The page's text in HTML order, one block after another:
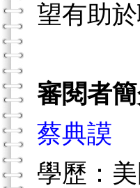
望有助
審閱者
蔡典謨
學歷：